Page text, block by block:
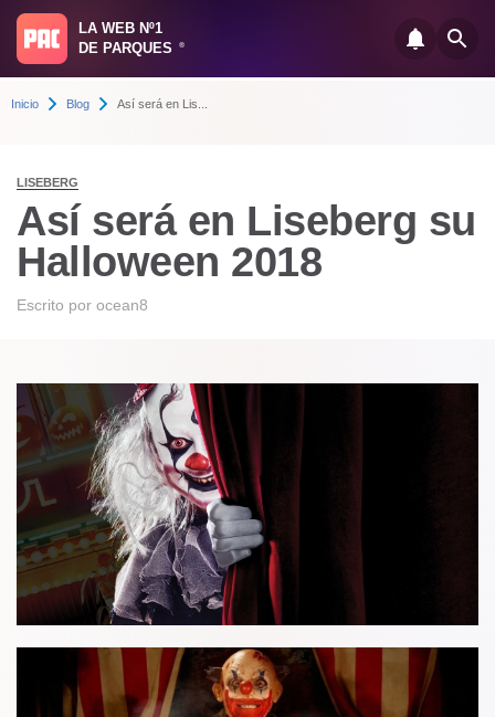
LA WEB Nº1
DE PARQUES
®
Inicio Blog Así será en Lis...
LISEBERG
Así será en Liseberg su
Halloween 2018
Escrito por ocean8